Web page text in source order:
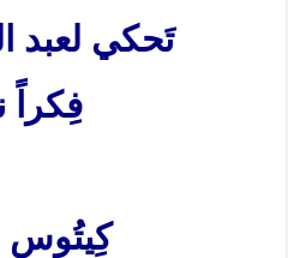
تَحكي لعبد
فِكراً
كِيتُوس